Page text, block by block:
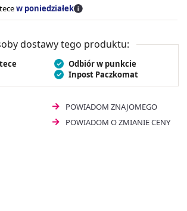
w poniedziałek
dostawy tego produktu:
Odbiór w punkcie
Inpost Paczkomat
POWIADOM ZNAJOMEGO
POWIADOM O ZMIANIE CENY